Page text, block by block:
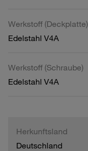
Werkstoff (Deckplatte)
Edelstahl V4A
Werkstoff (Schraube)
Edelstahl V4A
Herkunftsland
Deutschland